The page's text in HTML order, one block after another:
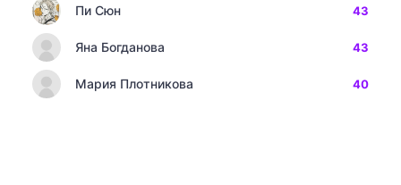
Пи Сюн 43
Яна Богданова 43
Мария Плотникова 40